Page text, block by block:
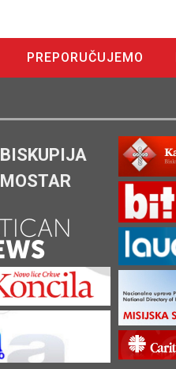
PREPORUČUJEMO
BISKUPIJA
MOSTAR